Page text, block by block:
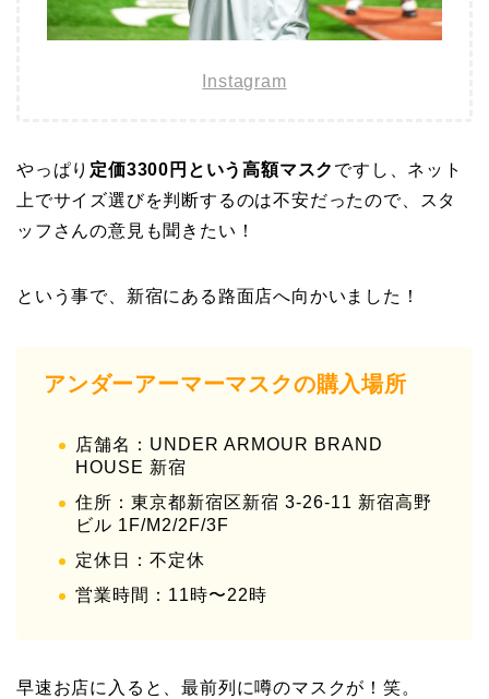
Instagram
やっぱり 定価3300円という高額マスク ですし、ネット
上でサイズ選びを判断するのは不安だったので、スタ
ッフさんの意見も聞きたい！
という事で、新宿にある路面店へ向かいました！
アンダーアーマーマスクの購入場所
店舗名：UNDER ARMOUR BRAND
HOUSE 新宿
住所：東京都新宿区新宿 3-26-11 新宿高野
ビル 1F/M2/2F/3F
定休日：不定休
営業時間：11時〜22時
早速お店に入ると、最前列に噂のマスクが！笑。